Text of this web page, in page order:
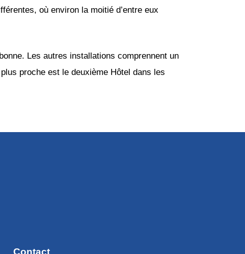
où environ la moitié d’entre eux
Les autres installations comprennent un
proche est le deuxième Hôtel dans les
Contact